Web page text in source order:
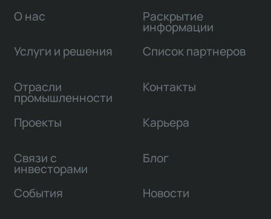
О нас
Услуги и решения
Отрасли
промышленности
Проекты
Связи с
инвесторами
Раскрытие
информации
Список партнеров
Контакты
Карьера
Блог
События Новости